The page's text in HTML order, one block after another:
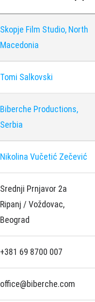
Skopje Film Studio, North
Macedonia
Tomi Salkovski
Biberche Productions,
Serbia
Nikolina Vučetić Zečević
Srednji Prnjavor 2a
Ripanj / Voždovac,
Beograd
+381 69 8700 007
office@biberche.com